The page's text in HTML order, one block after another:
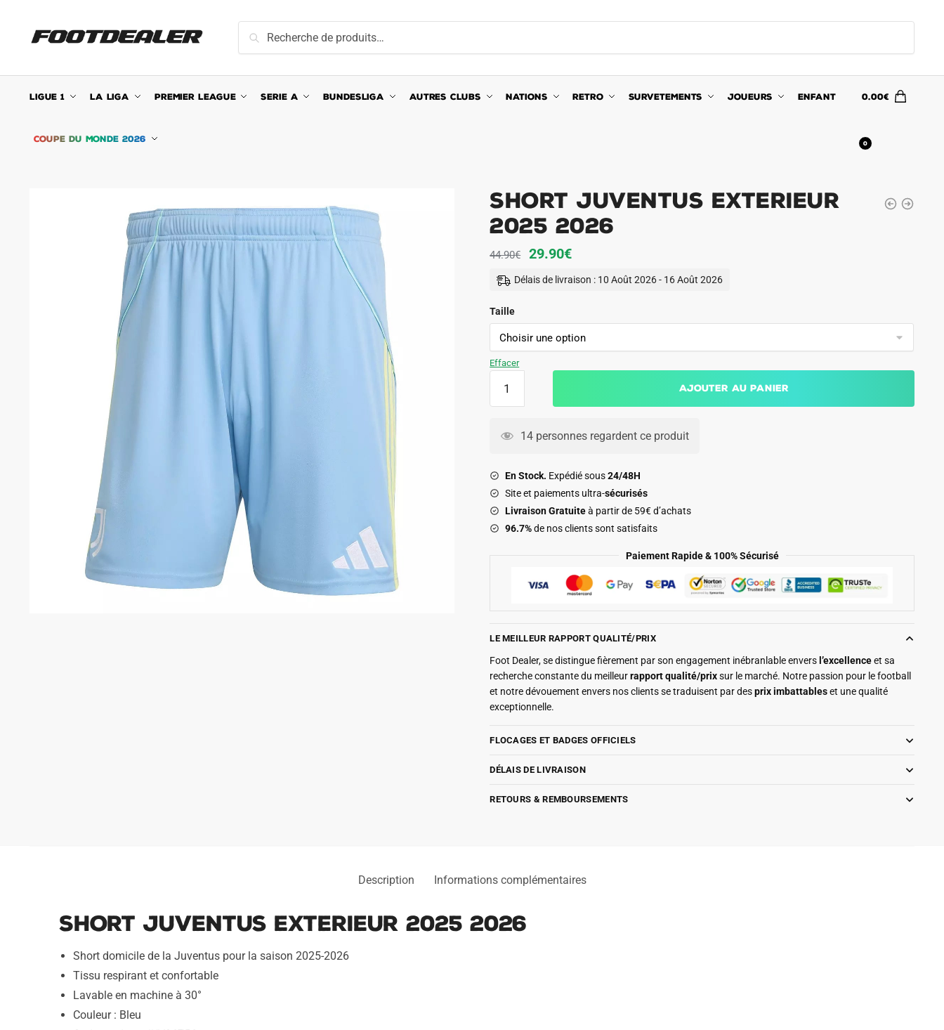
navigation
content
pour :
Recherche
LIGUE 1 LA LIGA PREMIER LEAGUE SERIE A BUNDESLIGA AUTRES CLUBS NATIONS RETRO SURVETEMENTS JOUEURS ENFANT
COUPE DU MONDE 2026
0.00€
0
Short Juventus Exterieur
2025 2026
44.90€
Le
prix
44.90€.
29.90€Le
prix
29.90€.
Délais de livraison : 10 Août 2026 - 16 Août 2026
Taille
Effacer
Juventus
2026
Ajouter au panier
14 personnes regardent ce produit
En Stock. Expédié sous24/48H
Site et paiements ultra-sécurisés
Livraison Gratuiteà partir de 59€ d’achats
96.7%de nos clients sont satisfaits
Paiement Rapide & 100% Sécurisé
LE MEILLEUR RAPPORT QUALITÉ/PRIX
Foot Dealer, se distingue fièrement par son engagement inébranlable envers l’excellenceet sa
recherche constante du meilleurrapport qualité/prixsur le marché. Notre passion pour le football
et notre dévouement envers nos clients se traduisent par desprix imbattableset une qualité
exceptionnelle.
FLOCAGES ET BADGES OFFICIELS
DÉLAIS DE LIVRAISON
RETOURS & REMBOURSEMENTS
Description Informations complémentaires
Short Juventus Exterieur 2025 2026
Short domicile de la Juventus pour la saison 2025-2026
Tissu respirant et confortable
Lavable en machine à 30°
Couleur : Bleu